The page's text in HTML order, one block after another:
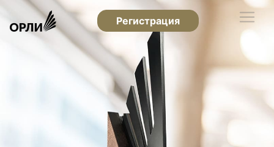
Регистрация